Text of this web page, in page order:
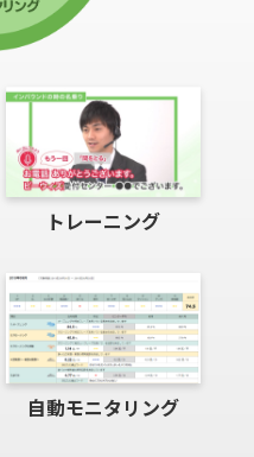
トレーニング
自動モニタリング